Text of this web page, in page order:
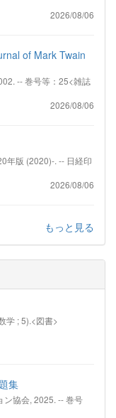
2026/08/06
of Mark Twain
-- 巻号等：25<雑誌
2026/08/06
年版 (2020)-. -- 日経印
2026/08/06
もっと見る
学 ; 5).<図書>
集
ン協会, 2025. -- 巻号